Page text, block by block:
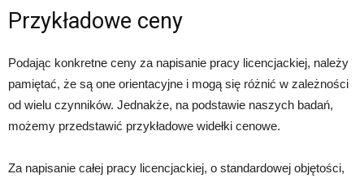
Przykładowe ceny
Podając konkretne ceny za napisanie pracy licencjackiej, należy
pamiętać, że są one orientacyjne i mogą się różnić w zależności
od wielu czynników. Jednakże, na podstawie naszych badań,
możemy przedstawić przykładowe widełki cenowe.
Za napisanie całej pracy licencjackiej, o standardowej objętości,